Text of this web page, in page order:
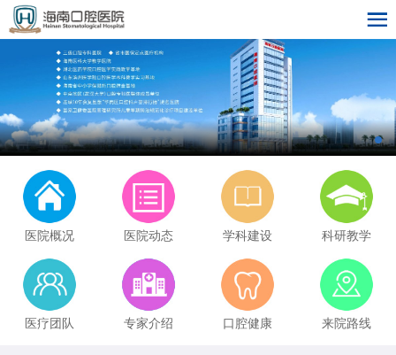
医院概况 医院动态 学科建设 科研教学
医疗团队 专家介绍 口腔健康 来院路线